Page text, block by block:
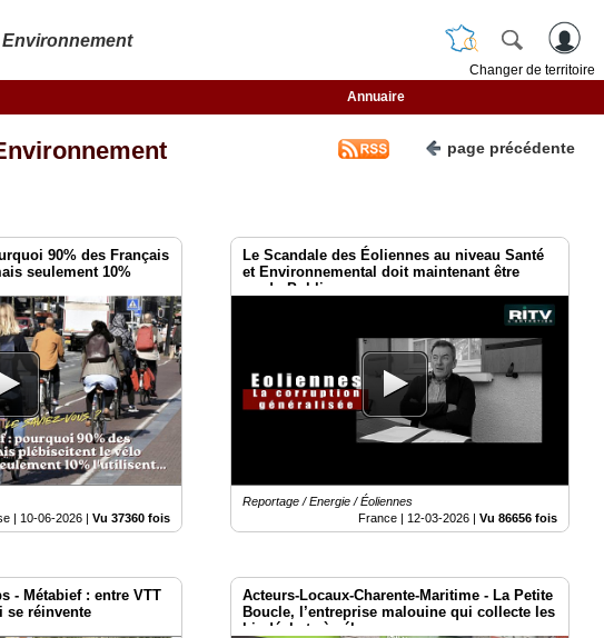
Changer de territoire
Annuaire
page précédente
90% des Français
seulement 10%
| 10-06-2026| Vu 37360 fois
Le Scandale des Éoliennes au niveau Santé
et Environnemental doit maintenant être
rendu Public
Reportage / Energie / Éoliennes
France | 12-03-2026 |Vu 86656 fois
- Métabief : entre VTT
se réinvente
Acteurs-Locaux-Charente-Maritime - La Petite
Boucle, l’entreprise malouine qui collecte les
biodéchets à vélo